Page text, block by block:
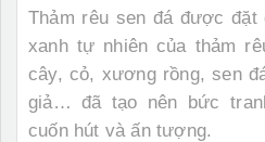
Thảm rêu sen đáđược đặt
xanh tự nhiên của thảm
cây, cỏ, xương rồng, sen
giả… đã tạo nên bức
cuốn hút và ấn tượng.